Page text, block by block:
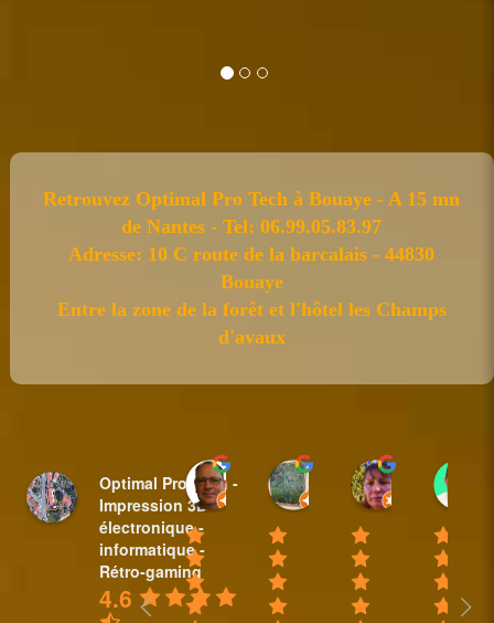
Retrouvez Optimal Pro Tech à Bouaye - A 15 mn
de Nantes - Tel: 06.99.05.83.97
Adresse: 10 C route de la barcalais - 44830
Bouaye
Entre la zone de la forêt et l'hôtel les Champs
d'avaux
Optimal Pro Tech -
Impression 3D -
électronique -
informatique -
Rétro-gaming
4.6
Sylvain BAUDET
18:44 31 Mar 25
nicole plantive
16:14 20 Feb 25
Anne
10:35 08